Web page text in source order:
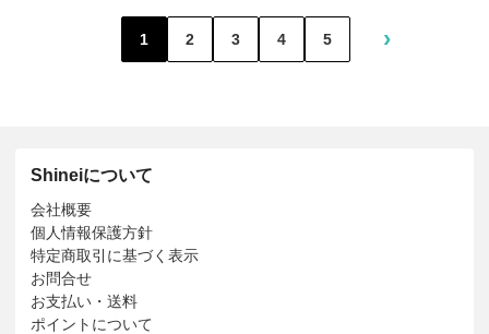
1 2 3 4 5 ›
Shineiについて
会社概要
個人情報保護方針
特定商取引に基づく表示
お問合せ
お支払い・送料
ポイントについて